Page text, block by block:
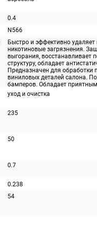
0.4
N566
Быстро и эффективно
никотиновые загрязнения.
выгорания, восстанавливает
структуру, обладает
Предназначен для обработки
виниловых деталей салона.
бамперов. Обладает
уход и очистка
235
50
0.7
0.238
54